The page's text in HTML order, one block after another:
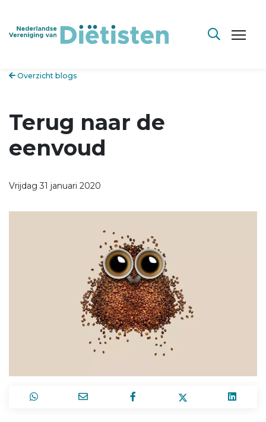
Overzicht blogs
Terug naar de
eenvoud
Vrijdag 31 januari 2020